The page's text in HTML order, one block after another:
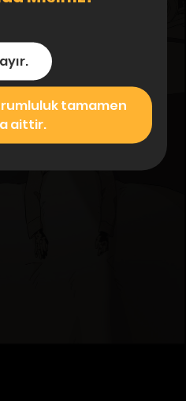
tamamen
aittir.